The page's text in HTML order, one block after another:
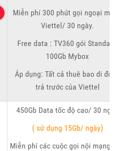
Miễn phí 300 phút gọi ngoại
Viettel/ 30 ngày.
Free data : TV360 gói
100Gb Mybox
Áp dụng: Tất cả thuê bao di
trả trước của Viettel
450Gb Data tốc độ cao/ 30
( sử dụng 15Gb/ ngày)
Miễn phí các cuộc gọi nội mạng